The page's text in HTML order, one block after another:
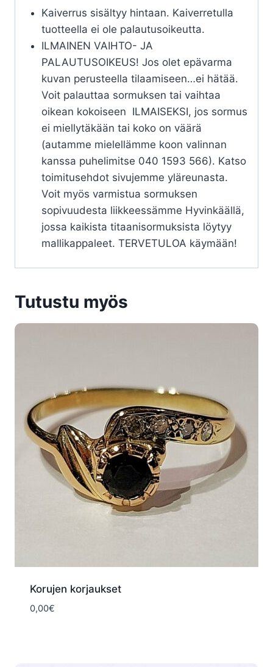
Kaiverrus sisältyy hintaan. Kaiverretulla
tuotteella ei ole palautusoikeutta.
ILMAINEN VAIHTO- JA
PALAUTUSOIKEUS! Jos olet epävarma
kuvan perusteella tilaamiseen…ei hätää.
Voit palauttaa sormuksen tai vaihtaa
oikean kokoiseen ILMAISEKSI, jos sormus
ei miellytäkään tai koko on väärä
(autamme mielellämme koon valinnan
kanssa puhelimitse 040 1593 566). Katso
toimitusehdot sivujemme yläreunasta.
Voit myös varmistua sormuksen
sopivuudesta liikkeessämme Hyvinkäällä,
jossa kaikista titaanisormuksista löytyy
mallikappaleet. TERVETULOA käymään!
Tutustu myös
Korujen korjaukset
0,00€